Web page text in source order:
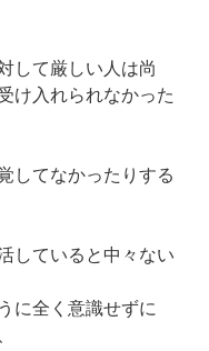
して厳しい人は尚
け入れられなかった
してなかったりする
していると中々ない
に全く意識せずに